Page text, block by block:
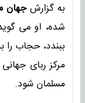
به گزارشجهان
شده، او می
ببندد، حجاب را
مرکز ربای
مسلمان شود.